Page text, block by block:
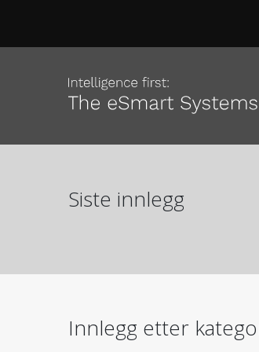
Siste innlegg
Innlegg etter